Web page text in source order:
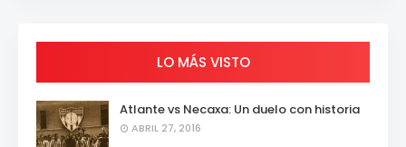
LO MÁS VISTO
Atlante vs Necaxa: Un duelo con historia
ABRIL 27, 2016